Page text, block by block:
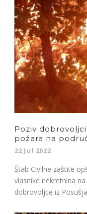
Poziv
požara na
22 Jul 2022
Štab Civilne zaštite
vlasnike nekretnina
dobrovoljce iz